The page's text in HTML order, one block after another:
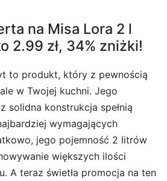
na Misa Lora 2 l
2.99 zł, 34% zniżki!
to produkt, który z pewnością
w Twojej kuchni. Jego
solidna konstrukcja spełnią
wymagających
jego pojemność 2 litrów
większych ilości
A teraz świetła promocja na ten